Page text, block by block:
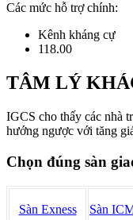
Các mức hỗ trợ chính:
Kênh kháng cự
118.00
TÂM LÝ
IGCS cho thấy các nhà
hướng ngược với tăng
Chọn đúng sàn
Sàn Exness Sàn